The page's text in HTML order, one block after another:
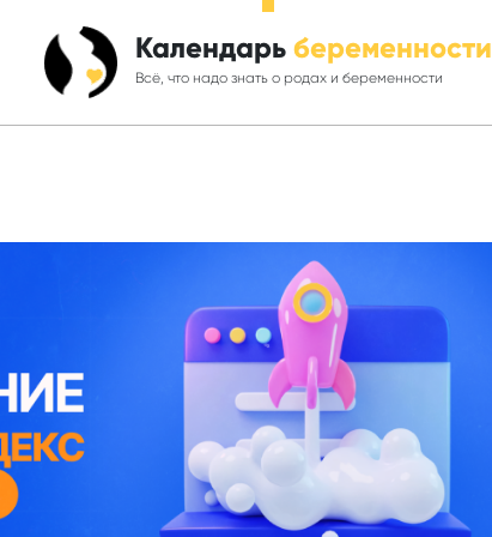
Календарь беременности
Всё, что надо знать о родах и беременности